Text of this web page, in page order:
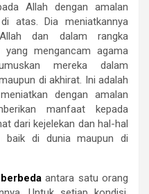
Allah dengan amalan
atas. Dia meniatkannya
dan dalam rangka
mengancam agama
mereka dalam
di akhirat. Ini adalah
dengan amalan
manfaat kepada
dari kejelekan dan hal-hal
baik di dunia maupun di
berbedaantara satu orang